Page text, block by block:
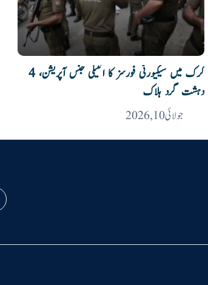
کرک میں سیکیورٹی فورسز کا انٹیلی جنس آپریشن، 4
دہشت گرد ہلاک
جولائی 10, 2026